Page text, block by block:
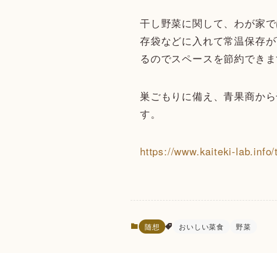
干し野菜に関して、わが家
存袋などに入れて常温保存
るのでスペースを節約できま
巣ごもりに備え、青果商か
す。
https://www.kaiteki-lab.info/
随想 おいしい菜食 野菜